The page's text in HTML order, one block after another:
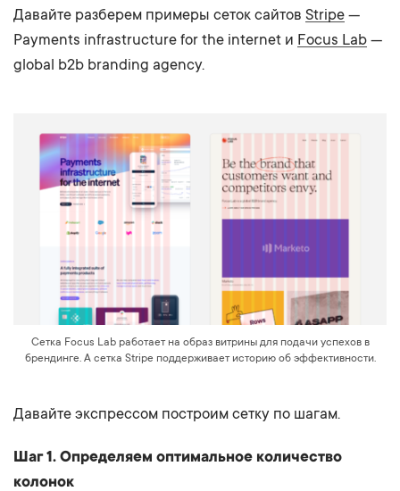
Давайте разберем примеры сеток сайтов Stripe —
Payments infrastructure for the internet и Focus Lab —
global b2b branding agency.
Сетка Focus Lab работает на образ витрины для подачи успехов в
брендинге. А сетка Stripe поддерживает историю об эффективности.
Давайте экспрессом построим сетку по шагам.
Шаг 1. Определяем оптимальное количество
колонок